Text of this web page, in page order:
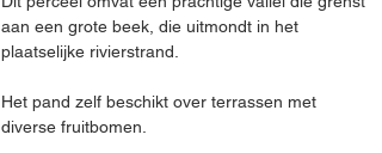
aan een grote beek, die uitmondt in het
plaatselijke rivierstrand.
Het pand zelf beschikt over terrassen met
diverse fruitbomen.